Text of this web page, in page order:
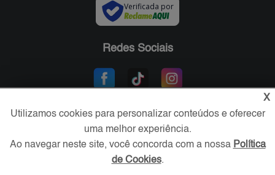
Verificada por
Redes Sociais
X
Utilizamos cookies para personalizar conteúdos e oferecer
uma melhor experiência.
Ao navegar neste site, você concorda com a nossa Política
de Cookies.